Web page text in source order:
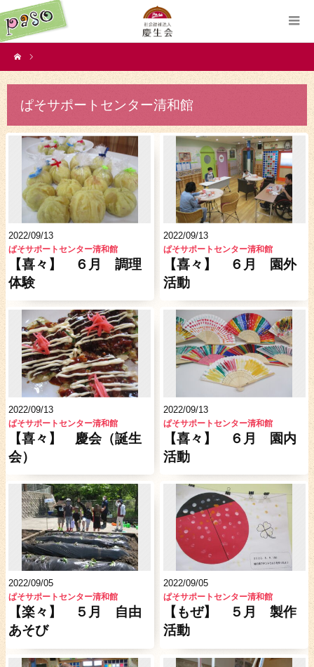
ぱそサポートセンター清和館
2022/09/13
ぱそサポートセンター清和館
【喜々】 ６月 調理
体験
2022/09/13
ぱそサポートセンター清和館
【喜々】 ６月 園外
活動
2022/09/13
ぱそサポートセンター清和館
【喜々】 慶会（誕生
会）
2022/09/13
ぱそサポートセンター清和館
【喜々】 ６月 園内
活動
2022/09/05
ぱそサポートセンター清和館
【楽々】 ５月 自由
あそび
2022/09/05
ぱそサポートセンター清和館
【もぜ】 ５月 製作
活動